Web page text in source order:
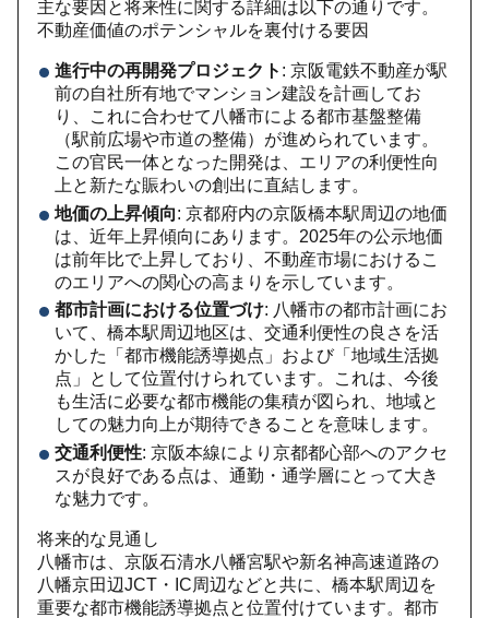
主な要因と将来性に関する詳細は以下の通りです。
不動産価値のポテンシャルを裏付ける要因
進行中の再開発プロジェクト : 京阪電鉄不動産が駅
前の自社所有地でマンション建設を計画してお
り、これに合わせて八幡市による都市基盤整備
（駅前広場や市道の整備）が進められています。
この官民一体となった開発は、エリアの利便性向
上と新たな賑わいの創出に直結します。
地価の上昇傾向: 京都府内の京阪橋本駅周辺の地価
は、近年上昇傾向にあります。2025年の公示地価
は前年比で上昇しており、不動産市場におけるこ
のエリアへの関心の高まりを示しています。
都市計画における位置づけ: 八幡市の都市計画にお
いて、橋本駅周辺地区は、交通利便性の良さを活
かした「都市機能誘導拠点」および「地域生活拠
点」として位置付けられています。これは、今後
も生活に必要な都市機能の集積が図られ、地域と
しての魅力向上が期待できることを意味します。
交通利便性: 京阪本線により京都都心部へのアクセ
スが良好である点は、通勤・通学層にとって大き
な魅力です。
将来的な見通し
八幡市は、京阪石清水八幡宮駅や新名神高速道路の
八幡京田辺JCT・IC周辺などと共に、橋本駅周辺を
重要な都市機能誘導拠点と位置付けています。都市